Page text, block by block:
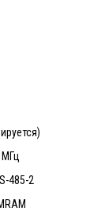
МГц
485-2